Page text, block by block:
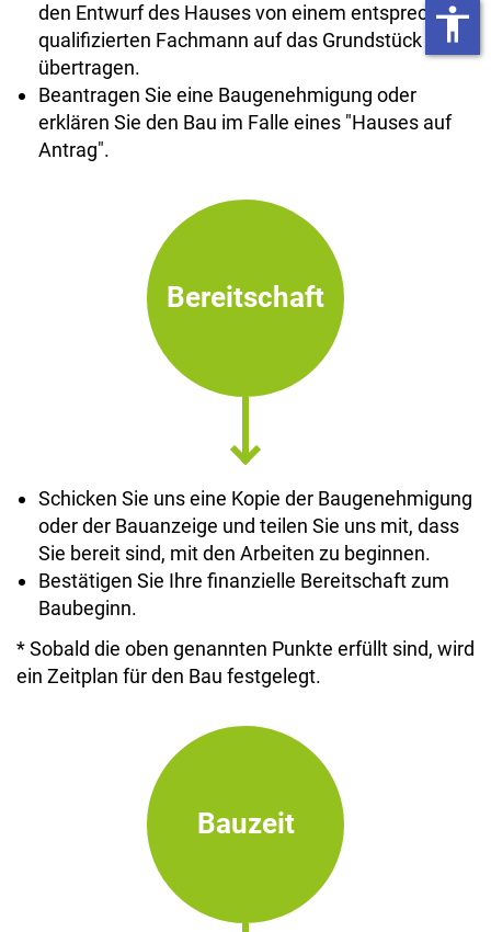
den Entwurf des Hauses von einem entsprechend
qualifizierten Fachmann auf das Grundstück
übertragen.
Beantragen Sie eine Baugenehmigung oder
erklären Sie den Bau im Falle eines "Hauses auf
Antrag".
Bereitschaft
Schicken Sie uns eine Kopie der Baugenehmigung
oder der Bauanzeige und teilen Sie uns mit, dass
Sie bereit sind, mit den Arbeiten zu beginnen.
Bestätigen Sie Ihre finanzielle Bereitschaft zum
Baubeginn.
* Sobald die oben genannten Punkte erfüllt sind, wird
ein Zeitplan für den Bau festgelegt.
Bauzeit
accessibility